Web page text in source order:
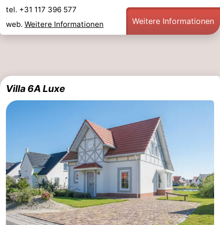
tel. +31 117 396 577
web. Weitere Informationen Weitere Informationen
Villa 6A Luxe